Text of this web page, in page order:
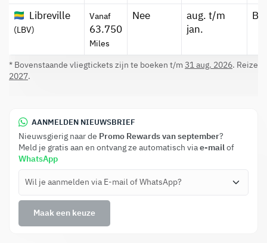
Libreville
(LBV)
Vanaf
63.750
Miles
Nee
aug. t/m
jan.
* Bovenstaande vliegtickets zijn te boeken t/m 31 aug. 2026. Reizen
2027.
AANMELDEN NIEUWSBRIEF
Nieuwsgierig naar de Promo Rewards van september?
Meld je gratis aan en ontvang ze automatisch viae-mail of
WhatsApp